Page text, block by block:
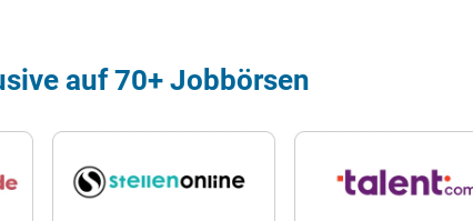
auf 70+ Jobbörsen